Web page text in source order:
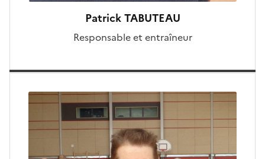
Patrick TABUTEAU
Responsable et entraîneur